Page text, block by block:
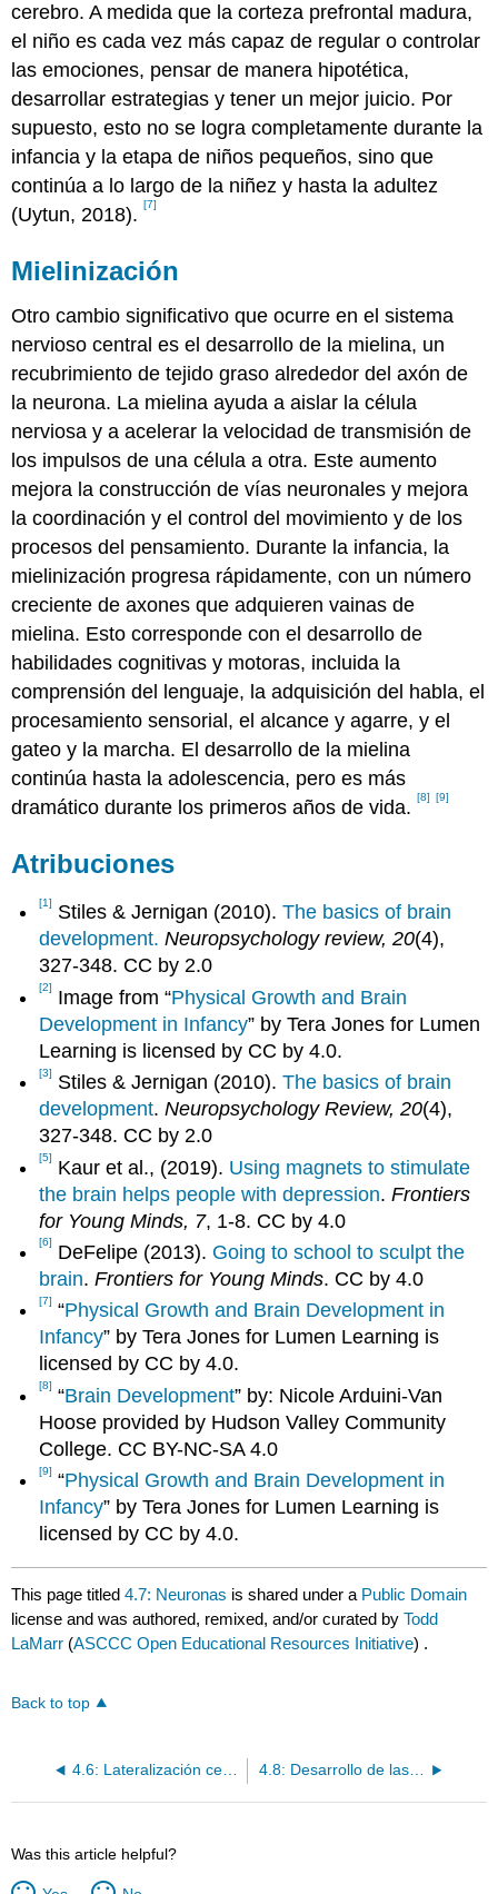
cerebro. A medida que la corteza prefrontal madura,
el niño es cada vez más capaz de regular o controlar
las emociones, pensar de manera hipotética,
desarrollar estrategias y tener un mejor juicio. Por
supuesto, esto no se logra completamente durante la
infancia y la etapa de niños pequeños, sino que
continúa a lo largo de la niñez y hasta la adultez
(Uytun, 2018).[7]
Mielinización
Otro cambio significativo que ocurre en el sistema
nervioso central es el desarrollo de la mielina, un
recubrimiento de tejido graso alrededor del axón de
la neurona. La mielina ayuda a aislar la célula
nerviosa y a acelerar la velocidad de transmisión de
los impulsos de una célula a otra. Este aumento
mejora la construcción de vías neuronales y mejora
la coordinación y el control del movimiento y de los
procesos del pensamiento. Durante la infancia, la
mielinización progresa rápidamente, con un número
creciente de axones que adquieren vainas de
mielina. Esto corresponde con el desarrollo de
habilidades cognitivas y motoras, incluida la
comprensión del lenguaje, la adquisición del habla, el
procesamiento sensorial, el alcance y agarre, y el
gateo y la marcha. El desarrollo de la mielina
continúa hasta la adolescencia, pero es más
dramático durante los primeros años de vida.[8] [9]
Atribuciones
[1] Stiles & Jernigan (2010).The basics of brain
development. Neuropsychology review, 20(4),
327-348. CC by 2.0
[2] Image from “Physical Growth and Brain
Development in Infancy” by Tera Jones for Lumen
Learning is licensed by CC by 4.0.
[3] Stiles & Jernigan (2010).The basics of brain
development.Neuropsychology Review, 20(4),
327-348. CC by 2.0
[5] Kaur et al., (2019). Using magnets to stimulate
the brain helps people with depression.Frontiers
for Young Minds, 7, 1-8. CC by 4.0
[6] DeFelipe (2013). Going to school to sculpt the
brain.Frontiers for Young Minds. CC by 4.0
[7] “Physical Growth and Brain Development in
Infancy” by Tera Jones for Lumen Learning is
licensed by CC by 4.0.
[8] “Brain Development” by: Nicole Arduini-Van
Hoose provided by Hudson Valley Community
College. CC BY-NC-SA 4.0
[9] “Physical Growth and Brain Development in
Infancy” by Tera Jones for Lumen Learning is
licensed by CC by 4.0.
This page titled4.7: Neuronas is shared under a Public Domain
license and was authored, remixed, and/or curated byTodd
LaMarr (ASCCC Open Educational Resources Initiative) .
Back to top
4.6: Lateralización cerebral 4.8: Desarrollo de las redes cerebrales
Was this article helpful?